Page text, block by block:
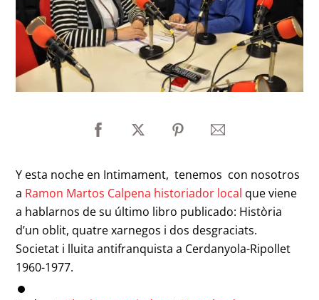
Y esta noche en Intimament, tenemos con nosotros
a Ramon Martos Calpena historiador local que viene
a hablarnos de su último libro publicado: Història
d’un oblit, quatre xarnegos i dos desgraciats.
Societat i lluita antifranquista a Cerdanyola-Ripollet
1960-1977.